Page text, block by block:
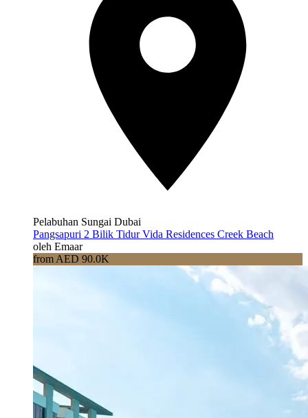
Pelabuhan Sungai Dubai
Pangsapuri 2 Bilik Tidur Vida Residences Creek Beach
oleh Emaar
from AED 90.0K